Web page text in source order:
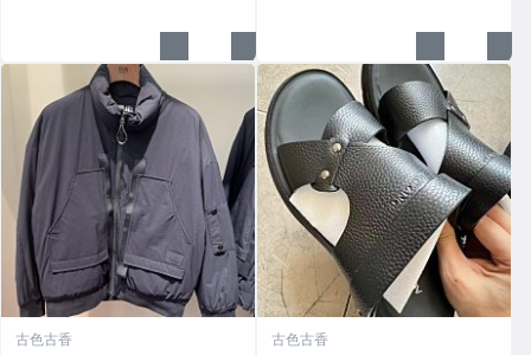
古色古香 古色古香